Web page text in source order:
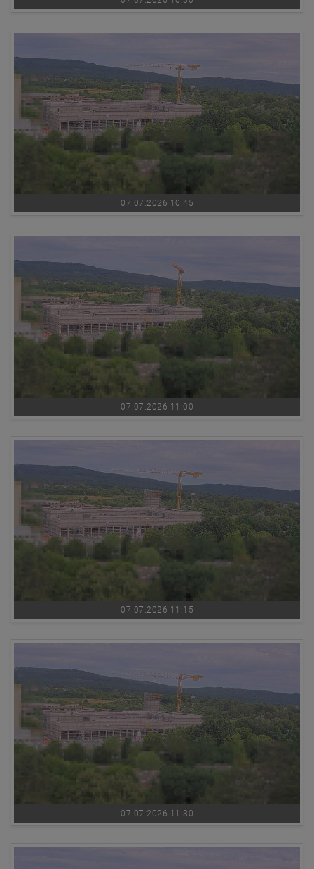
07.07.2026 10:45
07.07.2026 11:00
07.07.2026 11:15
07.07.2026 11:30